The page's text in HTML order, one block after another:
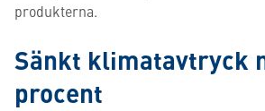
produkterna.
Sänkt klimatavtryck
procent